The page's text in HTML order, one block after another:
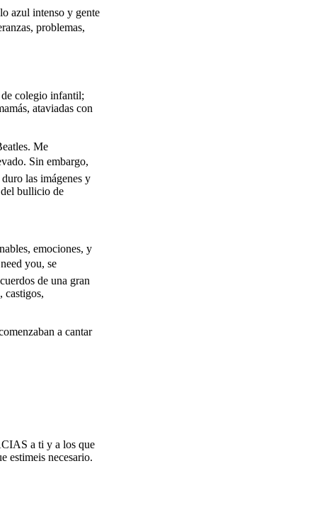
azul intenso y gente
problemas,
de colegio infantil;
ataviadas con
Me
Sin embargo,
las imágenes y
del bullicio de
emociones, y
you, se
de una gran
castigos,
a cantar
a ti y a los que
estimeis necesario.